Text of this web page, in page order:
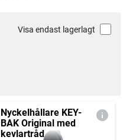
Visa endast lagerlagt
Nyckelhållare KEY-
BAK Original med
kevlartråd